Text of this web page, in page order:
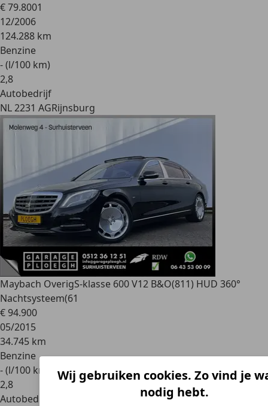
€ 79.8001
12/2006
124.288 km
Benzine
- (l/100 km)
2,8
Autobedrijf
NL 2231 AGRijnsburg
Maybach OverigS-klasse 600 V12 B&O(811) HUD 360°
Nachtsysteem(61
€ 94.900
05/2015
34.745 km
Benzine
- (l/100 km)
2,8
Autobedrijf
Wij gebruiken cookies. Zo vind je
nodig hebt.